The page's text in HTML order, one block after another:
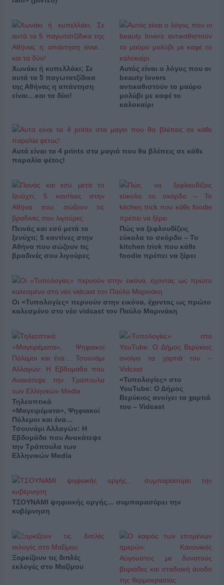
Χωνάκι ή κυπελλάκι; Σε
αυτά τα 5 παγωτατζίδικα
της Αθήνας η απάντηση
είναι…και τα δύο!
Αυτός είναι ο λόγος που οι
beauty lovers
αντικαθιστούν το μαύρο
μολύβι με καφέ το
καλοκαίρι
Αυτά είναι τα 4 prints στα μαγιό που θα βλέπεις σε κάθε
παραλία φέτος!
Πεινάς και εσύ μετά το
ξενύχτι; 5 καντίνες στην
Αθήνα που σώζουν τις
βραδινές σου λιγούρες
Πώς να ξεφλουδίζεις
εύκολα το σκόρδο – Το
kitchen trick που κάθε
foodie πρέπει να ξέρει
Οι «Τυπολογίες» περνούν στην εικόνα, έχοντας ως πρώτο
καλεσμένο στο νέο vidcast τον Παύλο Μαρινάκη
Τηλεοπτικά
«Μαγειρέματα», Ψηφιακοί
Πόλεμοι και ένα…
Τσουνάμι Αλλαγών: Η
Εβδομάδα που Ανακάτεψε
την Τράπουλα των
Ελληνικών Media
«Τυπολογίες» στο
YouTube: Ο Δήμος
Βερύκιος ανοίγει τα χαρτιά
του – Vidcast
ΤΣΟΥΝΑΜΙ ψηφιακής οργής… συμπαρασύρει την
κυβέρνηση
Ξορκίζουν τις διπλές
εκλογές στο Μαξίμου